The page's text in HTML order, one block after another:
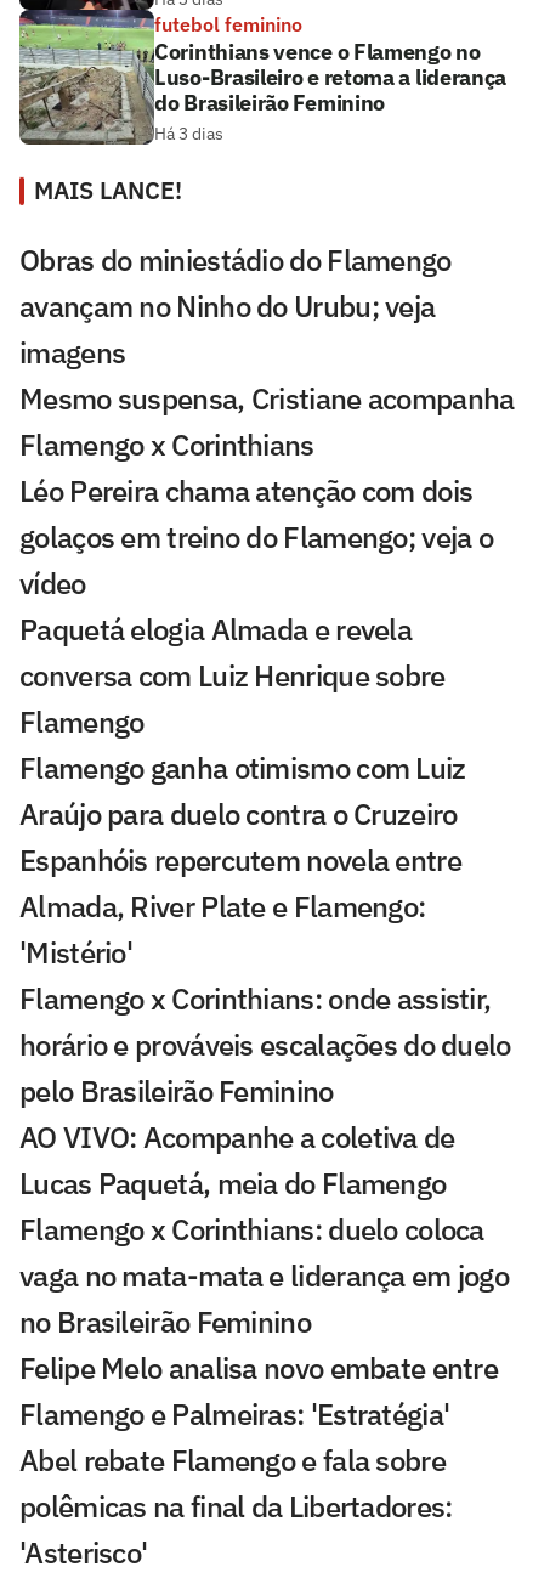
futebol feminino
Corinthians vence o Flamengo no
Luso-Brasileiro e retoma a liderança
do Brasileirão Feminino
Há 3 dias
MAIS LANCE!
Obras do miniestádio do Flamengo
avançam no Ninho do Urubu; veja
imagens
Mesmo suspensa, Cristiane acompanha
Flamengo x Corinthians
Léo Pereira chama atenção com dois
golaços em treino do Flamengo; veja o
vídeo
Paquetá elogia Almada e revela
conversa com Luiz Henrique sobre
Flamengo
Flamengo ganha otimismo com Luiz
Araújo para duelo contra o Cruzeiro
Espanhóis repercutem novela entre
Almada, River Plate e Flamengo:
'Mistério'
Flamengo x Corinthians: onde assistir,
horário e prováveis escalações do duelo
pelo Brasileirão Feminino
AO VIVO: Acompanhe a coletiva de
Lucas Paquetá, meia do Flamengo
Flamengo x Corinthians: duelo coloca
vaga no mata-mata e liderança em jogo
no Brasileirão Feminino
Felipe Melo analisa novo embate entre
Flamengo e Palmeiras: 'Estratégia'
Abel rebate Flamengo e fala sobre
polêmicas na final da Libertadores:
'Asterisco'